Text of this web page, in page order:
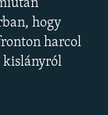
480p
720p
1080p
hogy
harcol
kislányról